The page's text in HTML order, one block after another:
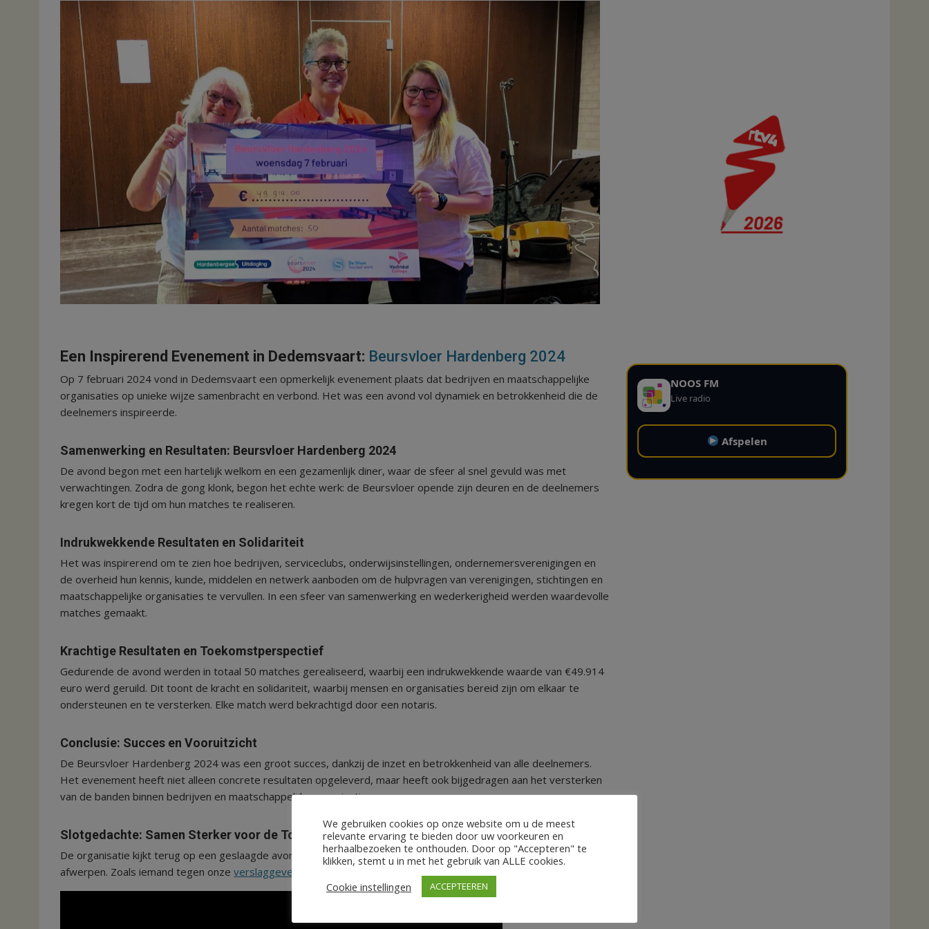
Een Inspirerend Evenement in Dedemsvaart: Beursvloer Hardenberg 2024
Op 7 februari 2024 vond in Dedemsvaart een opmerkelijk evenement plaats dat bedrijven en maatschappelijke
organisaties op unieke wijze samenbracht en verbond. Het was een avond vol dynamiek en betrokkenheid die de
deelnemers inspireerde.
Samenwerking en Resultaten: Beursvloer Hardenberg 2024
De avond begon met een hartelijk welkom en een gezamenlijk diner, waar de sfeer al snel gevuld was met
verwachtingen. Zodra de gong klonk, begon het echte werk: de Beursvloer opende zijn deuren en de deelnemers
kregen kort de tijd om hun matches te realiseren.
Indrukwekkende Resultaten en Solidariteit
Het was inspirerend om te zien hoe bedrijven, serviceclubs, onderwijsinstellingen, ondernemersverenigingen en
de overheid hun kennis, kunde, middelen en netwerk aanboden om de hulpvragen van verenigingen, stichtingen en
maatschappelijke organisaties te vervullen. In een sfeer van samenwerking en wederkerigheid werden waardevolle
matches gemaakt.
Krachtige Resultaten en Toekomstperspectief
Gedurende de avond werden in totaal 50 matches gerealiseerd, waarbij een indrukwekkende waarde van €49.914
euro werd geruild. Dit toont de kracht en solidariteit, waarbij mensen en organisaties bereid zijn om elkaar te
ondersteunen en te versterken. Elke match werd bekrachtigd door een notaris.
Conclusie: Succes en Vooruitzicht
De Beursvloer Hardenberg 2024 was een groot succes, dankzij de inzet en betrokkenheid van alle deelnemers.
Het evenement heeft niet alleen concrete resultaten opgeleverd, maar heeft ook bijgedragen aan het versterken
van de banden binnen bedrijven en maatschappelijke organisaties.
Slotgedachte: Samen Sterker voor de Toekomst
De organisatie kijkt terug op een geslaagde avond en kijkt uit naar de vruchten die de gemaakte matches zullen
afwerpen. Zoals iemand tegen onze verslaggever zei: “Samen kunnen we nog veel meer bereiken!”
NOOS FM
Live radio
Afspelen
We gebruiken cookies op onze website om u de meest
relevante ervaring te bieden door uw voorkeuren en
herhaalbezoeken te onthouden. Door op "Accepteren" te
klikken, stemt u in met het gebruik van ALLE cookies.
Cookie instellingen
ACCEPTEEREN